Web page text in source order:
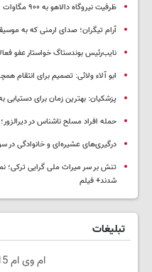
ظرفیت نیروگاه دالاهو به ۹۰۰ مگاوات افزایش می یابد
آرام تیگران؛ صدای ارمنی که به
نایب‌رئیس بوندستاگ خواستار عفو
ابو آلاء ولائی: تصمیم برای انتقام
پزشکیان‌: بهترین زمان برای
حمله افراد مسلح ناشناس در
درگیری‌های عشیره‌ای و خانوادگی در سوریه؛ ۹ کشته و ۱۰ زخمی
شدند+ فیلم
تبلیغات
ام وی ام 315 خودتو رو راحت و سریع بفروش